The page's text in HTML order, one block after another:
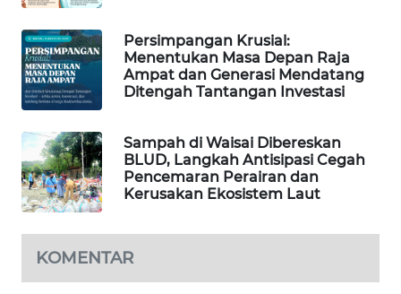
Persimpangan Krusial:
Menentukan Masa Depan Raja
Ampat dan Generasi Mendatang
Ditengah Tantangan Investasi
Sampah di Waisai Dibereskan
BLUD, Langkah Antisipasi Cegah
Pencemaran Perairan dan
Kerusakan Ekosistem Laut
KOMENTAR